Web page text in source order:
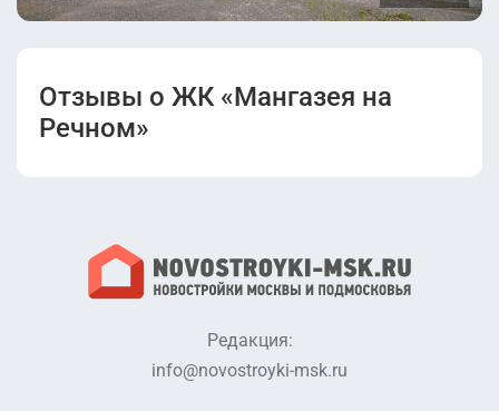
Отзывы о ЖК «Мангазея на
Речном»
Редакция:
info@novostroyki-msk.ru